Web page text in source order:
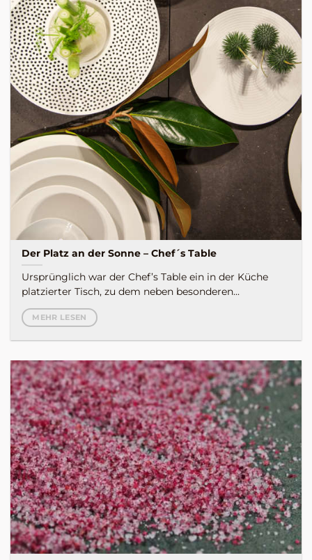
Der Platz an der Sonne – Chef´s Table
Ursprünglich war der Chef’s Table ein in der Küche
platzierter Tisch, zu dem neben besonderen...
MEHR LESEN